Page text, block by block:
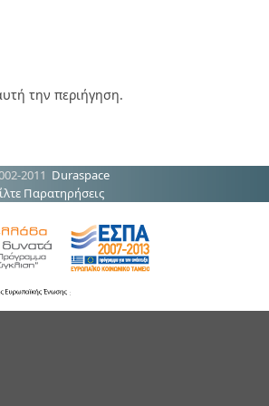
την περιήγηση.
2011 Duraspace
Παρατηρήσεις